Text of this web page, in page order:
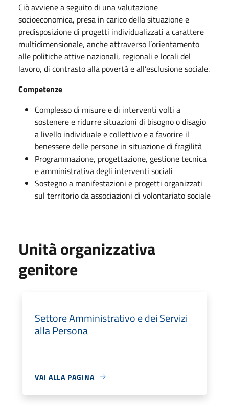
Ciò avviene a seguito di una valutazione
socioeconomica, presa in carico della situazione e
predisposizione di progetti individualizzati a carattere
multidimensionale, anche attraverso l’orientamento
alle politiche attive nazionali, regionali e locali del
lavoro, di contrasto alla povertà e all’esclusione sociale.
Competenze
Complesso di misure e di interventi volti a
sostenere e ridurre situazioni di bisogno o disagio
a livello individuale e collettivo e a favorire il
benessere delle persone in situazione di fragilità
Programmazione, progettazione, gestione tecnica
e amministrativa degli interventi sociali
Sostegno a manifestazioni e progetti organizzati
sul territorio da associazioni di volontariato sociale
Unità organizzativa
genitore
Settore Amministrativo e dei Servizi
alla Persona
VAI ALLA PAGINA